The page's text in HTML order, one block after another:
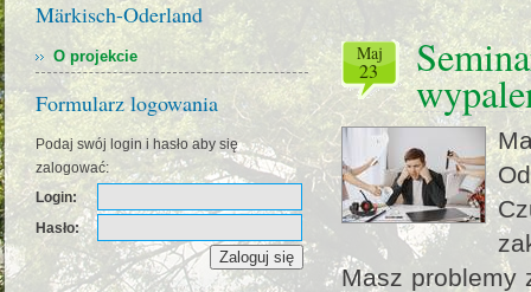
maj
23
Masz problemy
Märkisch-Oderland
O projekcie
Formularz logowania
Podaj swój login i hasło aby się
zalogować:
Login:
Hasło: